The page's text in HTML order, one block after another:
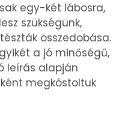
egy-két lábosra,
szükségünk,
összedobása.
a jó minőségű,
leírás alapján
megkóstoltuk